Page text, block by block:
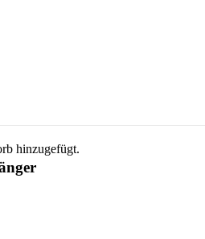
hinzugefügt.